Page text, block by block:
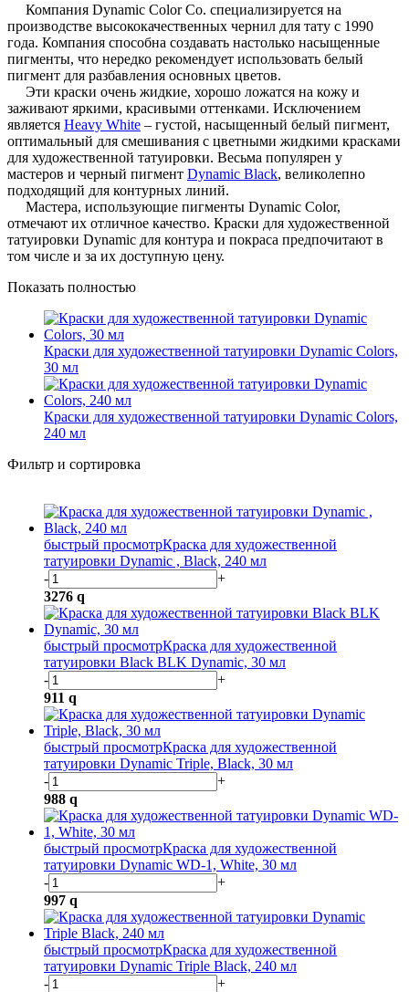
Компания Dynamic Color Co. специализируется на
производстве высококачественных чернил для тату с 1990
года. Компания способна создавать настолько насыщенные
пигменты, что нередко рекомендует использовать белый
пигмент для разбавления основных цветов.
Эти краски очень жидкие, хорошо ложатся на кожу и
заживают яркими, красивыми оттенками. Исключением
является Heavy White – густой, насыщенный белый пигмент,
оптимальный для смешивания с цветными жидкими красками
для художественной татуировки. Весьма популярен у
мастеров и черный пигмент Dynamic Black, великолепно
подходящий для контурных линий.
Мастера, использующие пигменты Dynamic Color,
отмечают их отличное качество. Краски для художественной
татуировки Dynamic для контура и покраса предпочитают в
том числе и за их доступную цену.
Показать полностью
Краски для художественной татуировки Dynamic Colors,
30 мл
Краски для художественной татуировки Dynamic Colors,
240 мл
Фильтр и сортировка
быстрый просмотрКраска для художественной
татуировки Dynamic , Black, 240 мл
-
+
3276 q
быстрый просмотрКраска для художественной
татуировки Black BLK Dynamic, 30 мл
-
+
911 q
быстрый просмотрКраска для художественной
татуировки Dynamic Triple, Black, 30 мл
-
+
988 q
быстрый просмотрКраска для художественной
татуировки Dynamic WD-1, White, 30 мл
-
+
997 q
быстрый просмотрКраска для художественной
татуировки Dynamic Triple Black, 240 мл
-
+